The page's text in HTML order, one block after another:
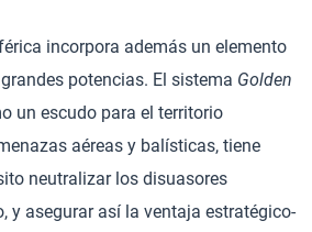
incorpora además un elemento
potencias. El sistema Golden
un escudo para el territorio
aéreas y balísticas, tiene
neutralizar los disuasores
y asegurar así la ventaja estratégico-